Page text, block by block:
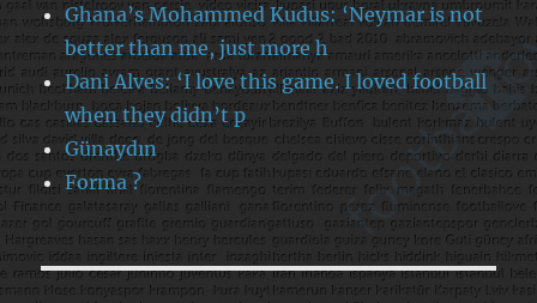
Ghana’s Mohammed Kudus: ‘Neymar is not
better than me, just more h
Dani Alves: ‘I love this game. I loved football
when they didn’t p
Günaydın
Forma ?